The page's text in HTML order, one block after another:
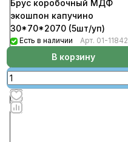
Брус коробочный МДФ
экошпон капучино
30*70*2070 (5шт/уп)
Есть в наличии Арт. 01-11842
В корзину